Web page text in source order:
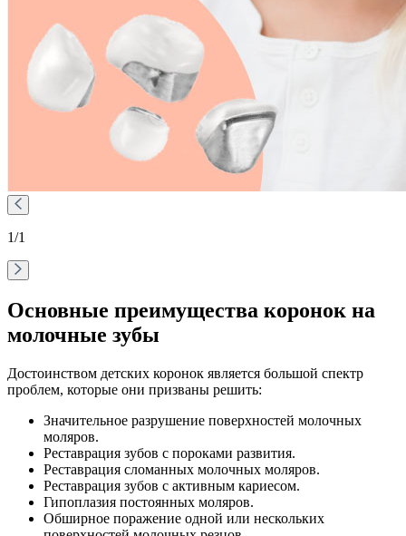
1/1
Основные преимущества коронок на
молочные зубы
Достоинством детских коронок является большой спектр
проблем, которые они призваны решить:
Значительное разрушение поверхностей молочных
моляров.
Реставрация зубов с пороками развития.
Реставрация сломанных молочных моляров.
Реставрация зубов с активным кариесом.
Гипоплазия постоянных моляров.
Обширное поражение одной или нескольких